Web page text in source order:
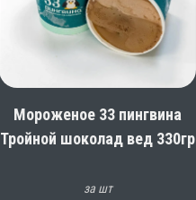
Мороженое 33 пингвина
Тройной шоколад вед 330гр
за шт